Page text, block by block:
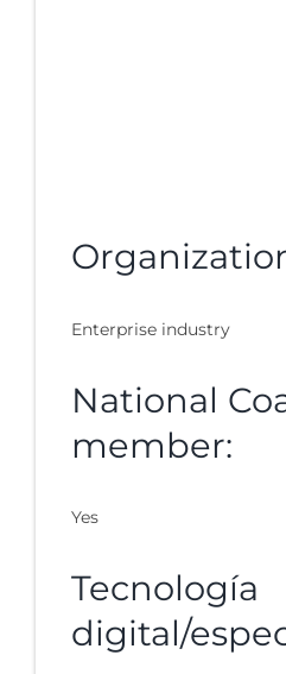
Enterprise industry
National
member:
Yes
Tecnología
digital/